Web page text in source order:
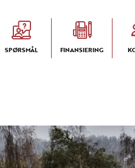
SPØRSMÅL FINANSIERING